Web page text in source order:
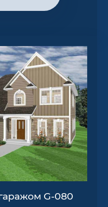
G-080